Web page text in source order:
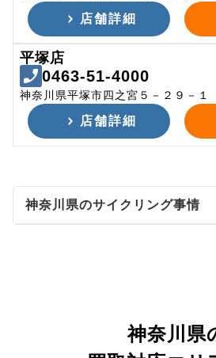
店舗詳細
平塚店
0463-51-4000
神奈川県平塚市四之宮５－２９－１
店舗詳細
神奈川県のサイクリング事情
神奈川県